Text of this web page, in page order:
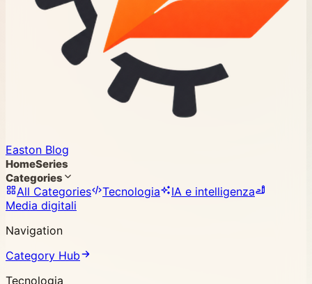
Easton Blog
HomeSeries
Categories
All Categories Tecnologia
IA e intelligenza
Media digitali
Navigation
Category Hub
Tecnologia